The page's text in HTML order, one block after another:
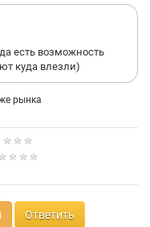
есть возможность
куда влезли)
рынка
Ответить